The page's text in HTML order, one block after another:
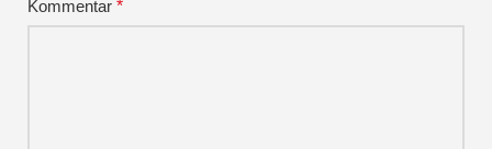
Kommentar *